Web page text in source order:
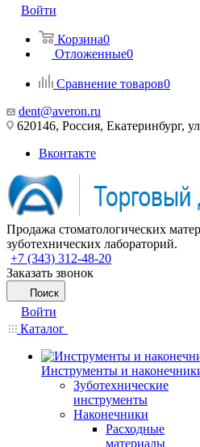
Войти
Корзина0
Отложенные0
Сравнение товаров0
dent@averon.ru
620146, Россия, Екатеринбург,
Вконтакте
Продажа стоматологических
зуботехнических лабораторий.
+7 (343) 312-48-20
Заказать звонок
Поиск
Войти
Каталог
Инструменты и
Зуботехнические
инструменты
Наконечники
Расходные
материалы